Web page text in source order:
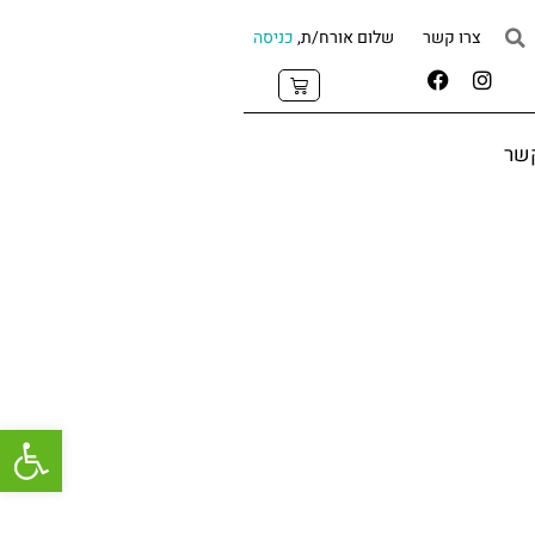
צרו קשר שלום אורח/ת,כניסה